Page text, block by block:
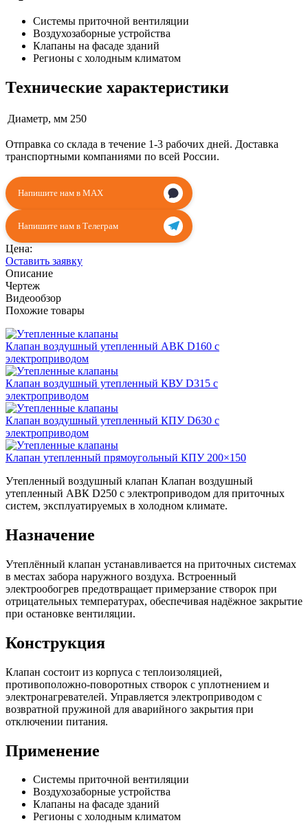
Системы приточной вентиляции
Воздухозаборные устройства
Клапаны на фасаде зданий
Регионы с холодным климатом
Технические характеристики
Диаметр, мм 250
Отправка со склада в течение 1-3 рабочих дней. Доставка
транспортными компаниями по всей России.
Напишите нам в MAX
Напишите нам в Телеграм
Цена:
Оставить заявку
Описание
Чертеж
Видеообзор
Похожие товары
Клапан воздушный утепленный АВК D160 с
электроприводом
Клапан воздушный утепленный КВУ D315 с
электроприводом
Клапан воздушный утепленный КПУ D630 с
электроприводом
Клапан утепленный прямоугольный КПУ 200×150
Утепленный воздушный клапан Клапан воздушный
утепленный АВК D250 с электроприводом для приточных
систем, эксплуатируемых в холодном климате.
Назначение
Утеплённый клапан устанавливается на приточных системах
в местах забора наружного воздуха. Встроенный
электрообогрев предотвращает примерзание створок при
отрицательных температурах, обеспечивая надёжное закрытие
при остановке вентиляции.
Конструкция
Клапан состоит из корпуса с теплоизоляцией,
противоположно-поворотных створок с уплотнением и
электронагревателей. Управляется электроприводом с
возвратной пружиной для аварийного закрытия при
отключении питания.
Применение
Системы приточной вентиляции
Воздухозаборные устройства
Клапаны на фасаде зданий
Регионы с холодным климатом